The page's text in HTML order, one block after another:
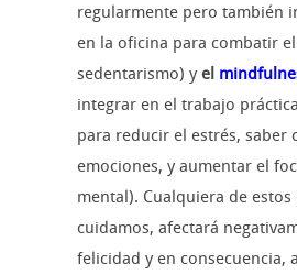
regularmente pero también
en la oficina para combatir
sedentarismo) y el
integrar en el trabajo
para reducir el estrés, saber
emociones, y aumentar el
mental). Cualquiera de
cuidamos, afectará
felicidad y en consecuencia,